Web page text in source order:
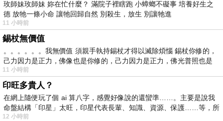
玫師妹玫師妹 妳在忙什麼？ 滿院子裡瞎跑 小蟑螂不礙事 培養好生之
德 放牠一條小命 讓牠回歸自然 別殺生，放生 別讓牠進
11 小時前
錫杖無價值
。。。。。。我無價值 須親手執持錫杖才得以滅除煩惱 錫杖你修的，
己力因力是正力，佛像也是你修的，己力因力是正力，佛光普照也是
11 小時前
印旺多貴人？
在網上隨便玩了個 ai 算八字，感覺好像說的還蠻準……。主要是說我
命盤結構「印星」太旺，印星代表長輩、知識、資源、保護……等，所
12 小時前